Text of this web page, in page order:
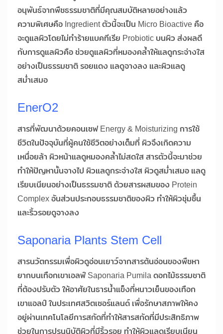
อนุพันธ์จากพืชธรรมชาติที่มีคุณสมบัติหลายอย่างแล้ว
ความพิเศษคือ Ingredient ตัวนี้จะเป็น Micro Bioactive คือ
จะดูแลผิวโดยไม่ทำร้ายแบคทีเรีย Probiotic บนผิว ส่งผลดี
กับการดูแลผิวคือ ช่วยดูแลผิวที่หมองคล้ำให้แลดูกระจ่างใส
อย่างเป็นธรรมชาติ รอยแดง แลดูจางลง และผิวแลดู
สม่ำเสมอ
EnerO2
สารที่พัฒนาด้วยคอนเซฟ Energy & Moisturizing การใช้
ชีวิตในปัจจุบันที่ผู้คนใช้ชีวิตอย่างเต็มที่ ผิวจึงเกิดความ
เหนื่อยล้า ผิวหน้าแลดูหมองคล้ำไม่สดใส สารตัวนี้จะมาช่วย
ทำให้ปัญหานั้นจางไป ผิวแลดูกระจ่างใส ผิวดูสม่ำเสมอ แลดู
เรียบเนียนอย่างเป็นธรรมชาติ ด้วยสารผสมของ Protein
Complex อันส่วนประกอบธรรมชาติของผิว ทำให้ผิวชุ่มชื้น
และริ้วรอยดูจางลง
Saponaria Plants Stem Cell
สารนวัตกรรมเพื่อผิวดูอ่อนเยาว์จากสารต้นอ่อนของพืชหา
ยากบนเทือกเขาเอลฟ์ Saponaria Pumila ดอกไม้ธรรมชาติ
ที่ต้องปรับตัว ให้อาศัยในธารน้ำแข็งที่หนาวเย็นของเทือก
เขาแอลป์ ในประเทศสวิตเซอร์แลนด์ เพื่อรักษาสภาพให้คง
อยู่ผ่านเทคโนโลยีการสกัดที่ทำให้สารสกัดที่มีประสิทธิภาพ
ช่วยในการปรนนิบัติผิวที่มีริ้วรอย ทำให้ผิวแลดูเรียบเนียน